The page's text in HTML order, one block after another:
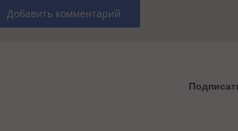
Добавить комментарий